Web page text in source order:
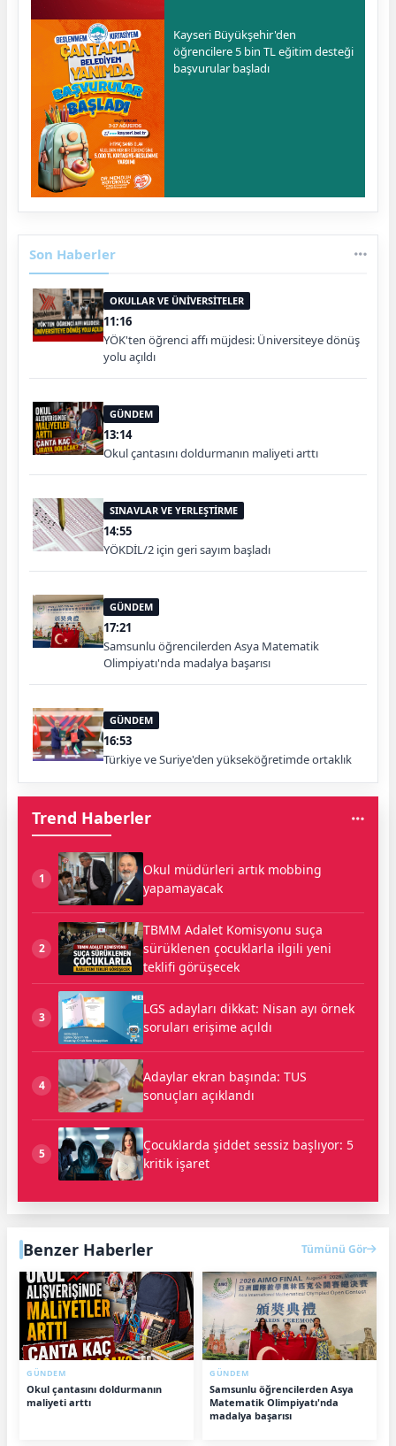
Kayseri Büyükşehir'den
öğrencilere 5 bin TL eğitim desteği
başvurular başladı
Son Haberler
OKULLAR VE ÜNİVERSİTELER
11:16
YÖK'ten öğrenci affı müjdesi: Üniversiteye dönüş
yolu açıldı
GÜNDEM
13:14
Okul çantasını doldurmanın maliyeti arttı
SINAVLAR VE YERLEŞTİRME
14:55
YÖKDİL/2 için geri sayım başladı
GÜNDEM
17:21
Samsunlu öğrencilerden Asya Matematik
Olimpiyatı'nda madalya başarısı
GÜNDEM
16:53
Türkiye ve Suriye'den yükseköğretimde ortaklık
Trend Haberler
1
Okul müdürleri artık mobbing
yapamayacak
2
TBMM Adalet Komisyonu suça
sürüklenen çocuklarla ilgili yeni
teklifi görüşecek
3
LGS adayları dikkat: Nisan ayı örnek
soruları erişime açıldı
4
Adaylar ekran başında: TUS
sonuçları açıklandı
5
Çocuklarda şiddet sessiz başlıyor: 5
kritik işaret
Benzer Haberler Tümünü Gör
GÜNDEM
Okul çantasını doldurmanın
maliyeti arttı
GÜNDEM
Samsunlu öğrencilerden Asya
Matematik Olimpiyatı'nda
madalya başarısı